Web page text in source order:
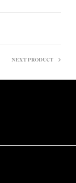
NEXT PRODUCT